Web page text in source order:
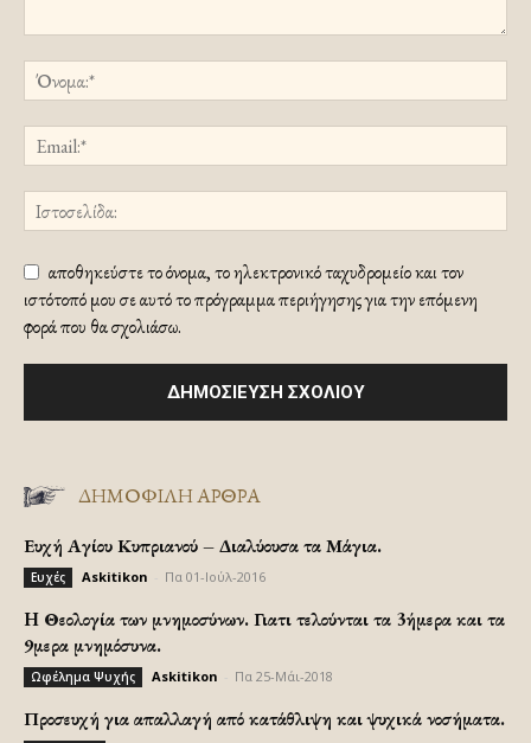
αποθηκεύστε το όνομα, το ηλεκτρονικό ταχυδρομείο και τον
ιστότοπό μου σε αυτό το πρόγραμμα περιήγησης για την επόμενη
φορά που θα σχολιάσω.
ΔΗΜΟΦΙΛΗ ΑΡΘΡΑ
Ευχή Αγίου Κυπριανού – Διαλύουσα τα Μάγια.
Ευχές Askitikon Πα 01-Ιούλ-2016
H Θεολογία των μνημοσύνων. Γιατι τελούνται τα 3ήμερα και τα
9μερα μνημόσυνα.
Ωφέλημα Ψυχής Askitikon Πα 25-Μάι-2018
Προσευχή για απαλλαγή από κατάθλιψη και ψυχικά νοσήματα.